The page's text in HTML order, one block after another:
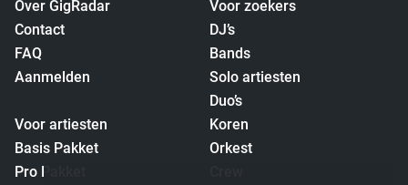
Over GigRadar
Voor zoekers
Contact
DJ’s
FAQ
Bands
Aanmelden
Solo artiesten
Duo’s
Voor artiesten
Koren
Basis Pakket
Orkest
Pro Pakket